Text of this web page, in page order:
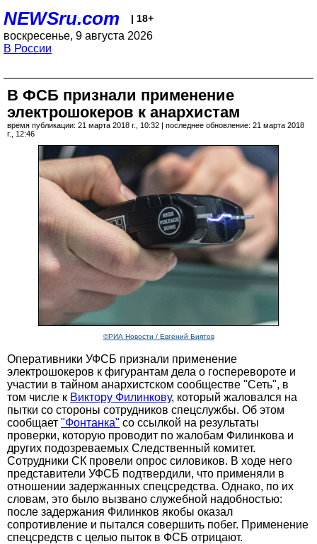
NEWSru.com | 18+
воскресенье, 9 августа 2026
В России
В ФСБ признали применение
электрошокеров к анархистам
время публикации: 21 марта 2018 г., 10:32 | последнее обновление: 21 марта 2018
г., 12:46
©РИА Новости / Евгений Биятов
Оперативники УФСБ признали применение
электрошокеров к фигурантам дела о госперевороте и
участии в тайном анархистском сообществе "Сеть", в
том числе к Виктору Филинкову, который жаловался на
пытки со стороны сотрудников спецслужбы. Об этом
сообщает "Фонтанка" со ссылкой на результаты
проверки, которую проводит по жалобам Филинкова и
других подозреваемых Следственный комитет.
Сотрудники СК провели опрос силовиков. В ходе него
представители УФСБ подтвердили, что применяли в
отношении задержанных спецсредства. Однако, по их
словам, это было вызвано служебной надобностью:
после задержания Филинков якобы оказал
сопротивление и пытался совершить побег. Применение
спецсредств с целью пыток в ФСБ отрицают.